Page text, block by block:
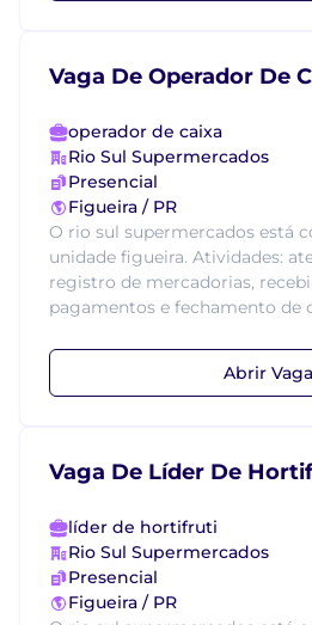
Vaga De Operador De
operador de caixa
Rio Sul Supermercados
Presencial
Figueira / PR
O rio sul supermercados está
unidade figueira. Atividades:
registro de mercadorias,
pagamentos e fechamento de
Abrir Vaga
Vaga De Líder De
líder de hortifruti
Rio Sul Supermercados
Presencial
Figueira / PR